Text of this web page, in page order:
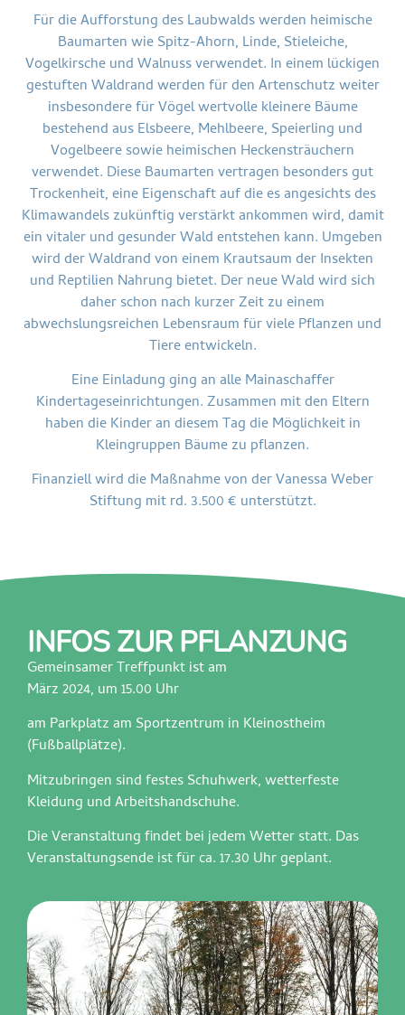
Für die Aufforstung des Laubwalds werden heimische
Baumarten wie Spitz-Ahorn, Linde, Stieleiche,
Vogelkirsche und Walnuss verwendet. In einem lückigen
gestuften Waldrand werden für den Artenschutz weiter
insbesondere für Vögel wertvolle kleinere Bäume
bestehend aus Elsbeere, Mehlbeere, Speierling und
Vogelbeere sowie heimischen Heckensträuchern
verwendet. Diese Baumarten vertragen besonders gut
Trockenheit, eine Eigenschaft auf die es angesichts des
Klimawandels zukünftig verstärkt ankommen wird, damit
ein vitaler und gesunder Wald entstehen kann. Umgeben
wird der Waldrand von einem Krautsaum der Insekten
und Reptilien Nahrung bietet. Der neue Wald wird sich
daher schon nach kurzer Zeit zu einem
abwechslungsreichen Lebensraum für viele Pflanzen und
Tiere entwickeln.
Eine Einladung ging an alle Mainaschaffer
Kindertageseinrichtungen. Zusammen mit den Eltern
haben die Kinder an diesem Tag die Möglichkeit in
Kleingruppen Bäume zu pflanzen.
Finanziell wird die Maßnahme von der Vanessa Weber
Stiftung mit rd. 3.500 € unterstützt.
INFOS ZUR PFLANZUNG
Gemeinsamer Treffpunkt ist am
März 2024, um 15.00 Uhr
am Parkplatz am Sportzentrum in Kleinostheim
(Fußballplätze).
Mitzubringen sind festes Schuhwerk, wetterfeste
Kleidung und Arbeitshandschuhe.
Die Veranstaltung findet bei jedem Wetter statt. Das
Veranstaltungsende ist für ca. 17.30 Uhr geplant.